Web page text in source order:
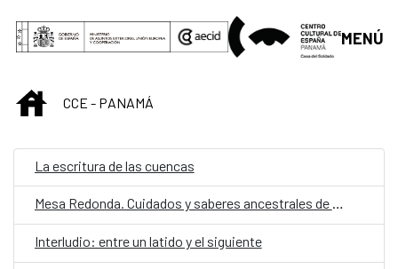
Saltar al contenido principal
MENÚ
INICIOCCE - PANAMÁ
La escritura de las cuencas
Mesa Redonda. Cuidados y saberes ancestrales de las mujeres en las comarcas indígenas en Panamá.
Interludio: entre un latido y el siguiente